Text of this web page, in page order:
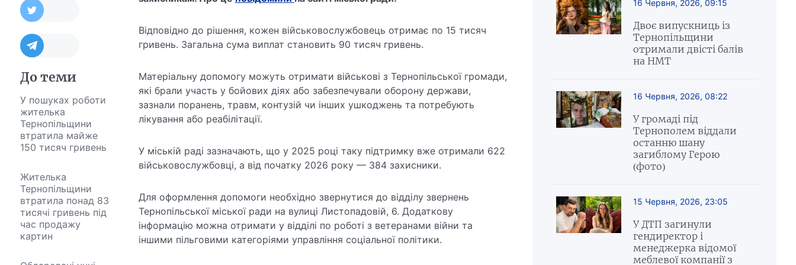
До теми
У пошуках роботи
жителька
Тернопільщини
втратила майже
150 тисяч гривень
Жителька
Тернопільщини
втратила понад 83
тисячі гривень під
час продажу
картин
Відповідно до рішення, кожен військовослужбовець отримає по 15 тисяч
гривень. Загальна сума виплат становить 90 тисяч гривень.
Матеріальну допомогу можуть отримати військові з Тернопільської громади,
які брали участь у бойових діях або забезпечували оборону держави,
зазнали поранень, травм, контузій чи інших ушкоджень та потребують
лікування або реабілітації.
У міській раді зазначають, що у 2025 році таку підтримку вже отримали 622
військовослужбовці, а від початку 2026 року — 384 захисники.
Для оформлення допомоги необхідно звернутися до відділу звернень
Тернопільської міської ради на вулиці Листопадовій, 6. Додаткову
інформацію можна отримати у відділі по роботі з ветеранами війни та
іншими пільговими категоріями управління соціальної політики.
16 Червня, 2026, 09:15
Двоє випускниць із
Тернопільщини
отримали двісті балів
на НМТ
16 Червня, 2026, 08:22
У громаді під
Тернополем віддали
останню шану
загиблому Герою
(фото)
15 Червня, 2026, 23:05
У ДТП загинули
гендиректор і
менеджерка відомої
меблевої компанії з